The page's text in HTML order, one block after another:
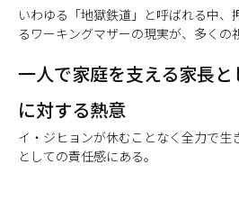
いわゆる「地獄鉄道」と呼ばれる中、
るワーキングマザーの現実が、多くの
一人で家庭を支える家長
に対する熱意
イ・ジヒョンが休むことなく全力で生
としての責任感にある。